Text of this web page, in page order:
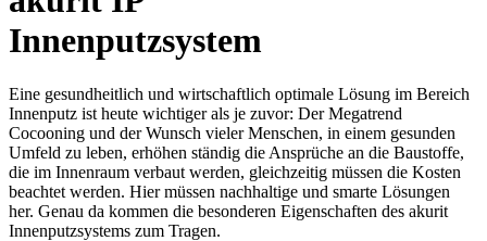
Innenputzsystem
Eine gesundheitlich und wirtschaftlich optimale Lösung im Bereich
Innenputz ist heute wichtiger als je zuvor: Der Megatrend
Cocooning und der Wunsch vieler Menschen, in einem gesunden
Umfeld zu leben, erhöhen ständig die Ansprüche an die Baustoffe,
die im Innenraum verbaut werden, gleichzeitig müssen die Kosten
beachtet werden. Hier müssen nachhaltige und smarte Lösungen
her. Genau da kommen die besonderen Eigenschaften des akurit
Innenputzsystems zum Tragen.